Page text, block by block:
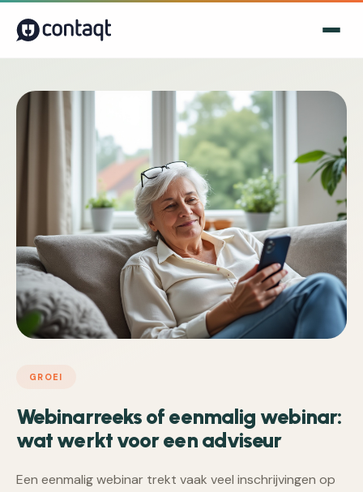
GROEI
Webinarreeks of eenmalig webinar:
wat werkt voor een adviseur
Een eenmalig webinar trekt vaak veel inschrijvingen op